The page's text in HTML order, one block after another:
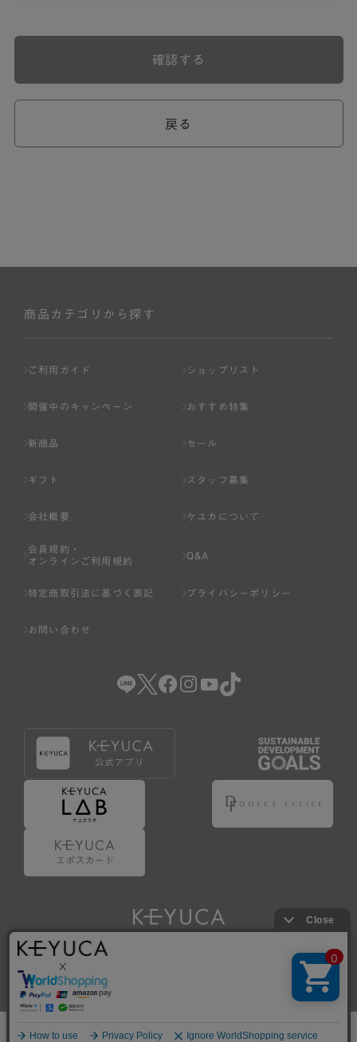
戻る
確認する
商品カテゴリから探す
ご利用ガイド ショップリスト
開催中のキャンペーン おすすめ特集
新商品 セール
ギフト スタッフ募集
会社概要 ケユカについて
会員規約・
オンラインご利用規約
Q&A
特定商取引法に基づく表記 プライバシーポリシー
お問い合わせ
Copyright © KAWAJUN Co., Ltd. All Rights Reserved.